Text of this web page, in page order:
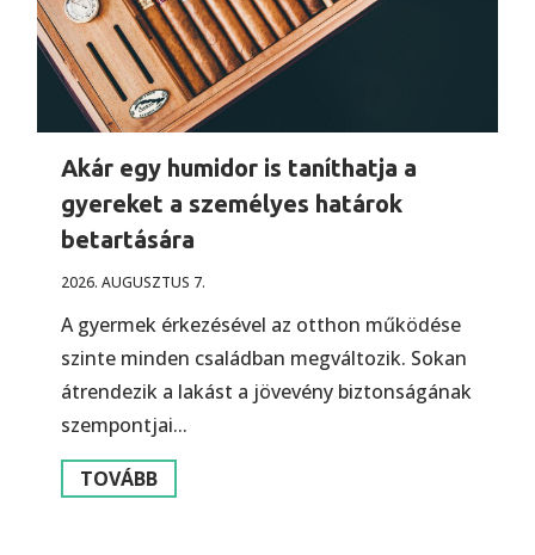
Akár egy humidor is taníthatja a
gyereket a személyes határok
betartására
2026. AUGUSZTUS 7.
A gyermek érkezésével az otthon működése
szinte minden családban megváltozik. Sokan
átrendezik a lakást a jövevény biztonságának
szempontjai...
TOVÁBB